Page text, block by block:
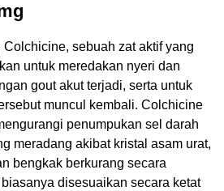
sebuah zat aktif yang
untuk meredakan nyeri dan
gout akut terjadi, serta untuk
muncul kembali. Colchicine
penumpukan sel darah
meradang akibat kristal asam urat,
bengkak berkurang secara
disesuaikan secara ketat